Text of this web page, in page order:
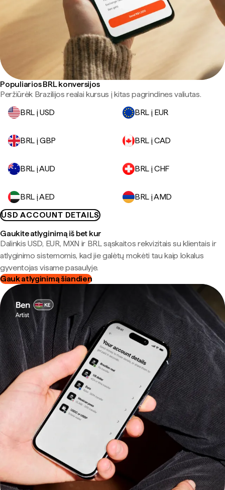
Populiarios BRL konversijos
Peržiūrėk Brazilijos realai kursus į kitas pagrindines valiutas.
BRL į USD
BRL į EUR
BRL į GBP BRL į CAD
BRL į AUD BRL į CHF
BRL į AED
BRL į AMD
USD ACCOUNT DETAILS
Gaukite atlyginimą iš bet kur
Dalinkis USD, EUR, MXN ir BRL sąskaitos rekvizitais su klientais ir
atlyginimo sistemomis, kad jie galėtų mokėti tau kaip lokalus
gyventojas visame pasaulyje.
Gauk atlyginimą šiandien